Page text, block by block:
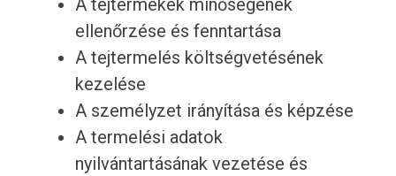
A tejtermékek minőségének
ellenőrzése és fenntartása
A tejtermelés költségvetésének
kezelése
A személyzet irányítása és képzése
A termelési adatok
nyilvántartásának vezetése és